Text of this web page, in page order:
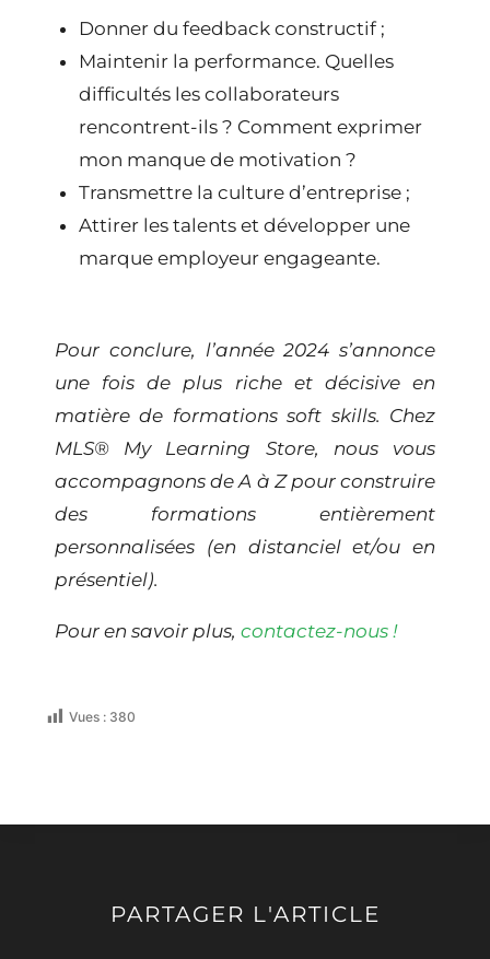
Donner du feedback constructif ;
Maintenir la performance. Quelles
difficultés les collaborateurs
rencontrent-ils ? Comment exprimer
mon manque de motivation ?
Transmettre la culture d’entreprise ;
Attirer les talents et développer une
marque employeur engageante.
Pour conclure, l’année 2024 s’annonce
une fois de plus riche et décisive en
matière de formations soft skills. Chez
MLS® My Learning Store, nous vous
accompagnons de A à Z pour construire
des formations entièrement
personnalisées (en distanciel et/ou en
présentiel).
Pour en savoir plus, contactez-nous !
Vues : 380
PARTAGER L'ARTICLE